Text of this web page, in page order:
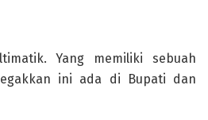
Yang memiliki sebuah
ini ada di Bupati dan